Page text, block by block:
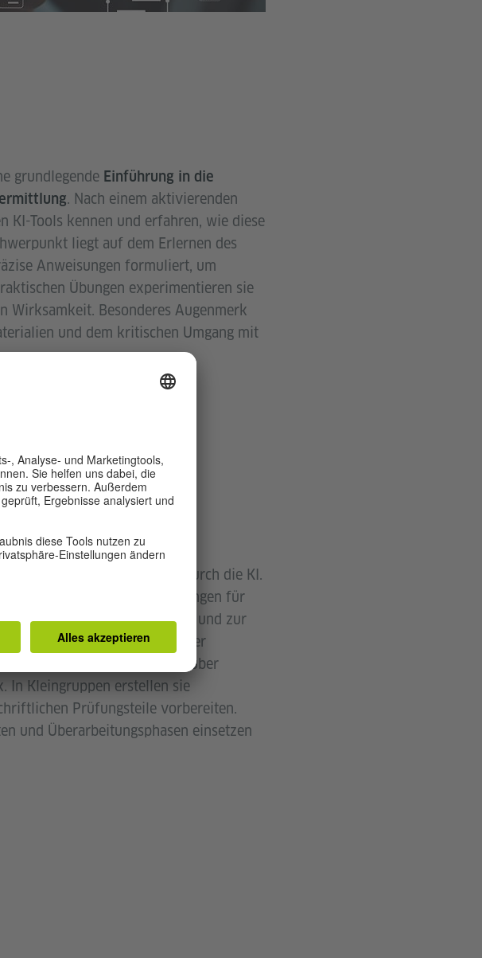
grundlegende Einführung in die
. Nach einem aktivierenden
KI-Tools kennen und erfahren, wie diese
liegt auf dem Erlernen des
Anweisungen formuliert, um
Übungen experimentieren sie
Wirksamkeit. Besonderes Augenmerk
und dem kritischen Umgang mit
durch die KI.
und entsprechende Übungen für
zur Textanpassung und zur
erarbeiten sie, wie KI bei der
Schreibimpulse über
In Kleingruppen erstellen sie
Prüfungsteile vorbereiten.
und Überarbeitungsphasen einsetzen